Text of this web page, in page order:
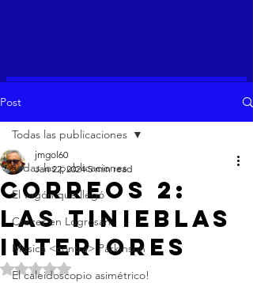
Post
Todas las publicaciones
El vagón que llegó
Crecer en Logrosán
Música <contra> Parkinson
El caleidoscopio asimétrico!
Todas las publicaciones
CORREOS 2:
LAS TINIEBLAS
INTERIORES
jmgol60
Jan 22, 2024 5 min read
Rated NaN out of 5 stars.